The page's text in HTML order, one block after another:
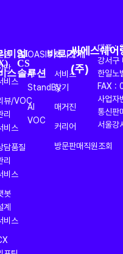
미엄
스
영
단
비스
뷰/VOC
리
비스
담품질
리
비스
봇
계
비스
AI
CS
솔루션
OASIS
AI
StandBy
AI
VOC
바로가기
회사소개
서비스
찾기
매거진
커리어
방문판매직원조회
씨에스쉐어
(주)
대표 :
강서구
한일노
FAX :
사업
통신
서울